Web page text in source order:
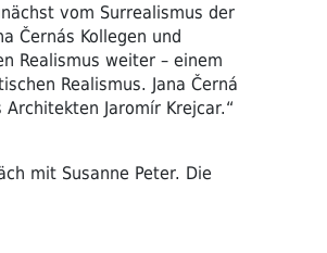
vom Surrealismus der
Černás Kollegen und
Realismus weiter – einem
Realismus. Jana Černá
Jaromír Krejcar.“
mit Susanne Peter. Die